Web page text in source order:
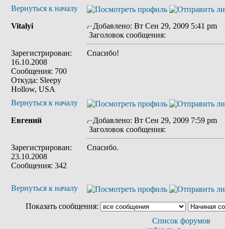
Вернуться к началу
Vitalyi
Зарегистрирован:
16.10.2008
Сообщения: 700
Откуда: Sleepy
Hollow, USA
Добавлено: Вт Сен 29, 2009 5:41 pm
Заголовок сообщения:
Спасибо!
Вернуться к началу
Евгений
Зарегистрирован:
23.10.2008
Сообщения: 342
Добавлено: Вт Сен 29, 2009 7:59 pm
Заголовок сообщения:
Спасибо.
Вернуться к началу
Показать сообщения:
Список форумов